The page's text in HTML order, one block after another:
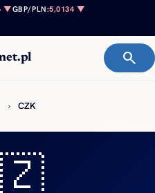
▼GBP/PLN:5,0134 ▼
search
› CZK